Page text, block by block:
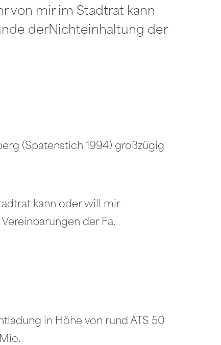
von mir im Stadtrat kann
derNichteinhaltung der
(Spatenstich 1994) großzügig
kann oder will mir
der Fa.
in Höhe von rund ATS 50